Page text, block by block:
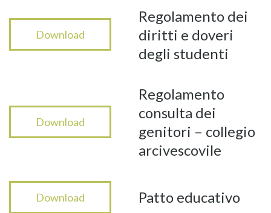
Download
Regolamento dei
diritti e doveri
degli studenti
Download
Regolamento
consulta dei
genitori – collegio
arcivescovile
Download Patto educativo